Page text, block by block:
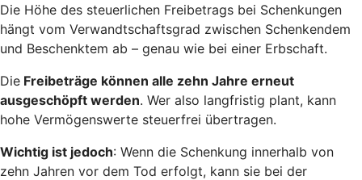
Die Höhe des steuerlichen Freibetrags bei Schenkungen
hängt vom Verwandtschaftsgrad zwischen Schenkendem
und Beschenktem ab – genau wie bei einer Erbschaft.
Die Freibeträge können alle zehn Jahre erneut
ausgeschöpft werden. Wer also langfristig plant, kann
hohe Vermögenswerte steuerfrei übertragen.
Wichtig ist jedoch: Wenn die Schenkung innerhalb von
zehn Jahren vor dem Tod erfolgt, kann sie bei der